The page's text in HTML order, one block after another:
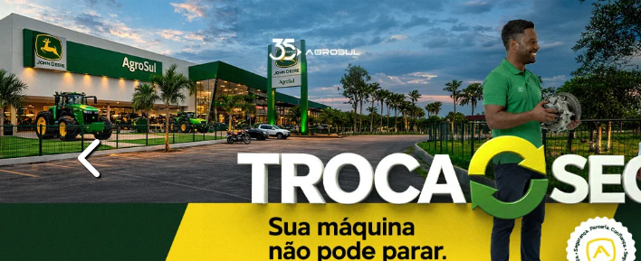
templates.template-01.components.carousel.texts.control_prev